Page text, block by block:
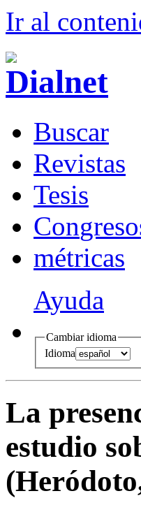
Ir al conteni
Buscar
Revistas
Tesis
Con
métricas
Ayuda
Cambiar idioma
Idioma
La
estudio